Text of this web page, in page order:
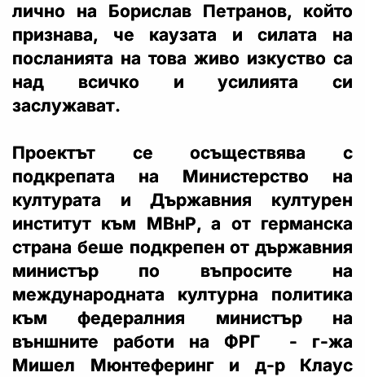
лично на Борислав Петранов, който
признава, че каузата и силата на
посланията на това живо изкуство са
над всичко и усилията си
заслужават.
Проектът се осъществява с
подкрепата на Министерство на
културата и Държавния културен
институт към МВнР, а от германска
страна беше подкрепен от държавния
министър по въпросите на
международната културна политика
към федералния министър на
външните работи на ФРГ - г-жа
Мишел Мюнтеферинг и д-р Клаус